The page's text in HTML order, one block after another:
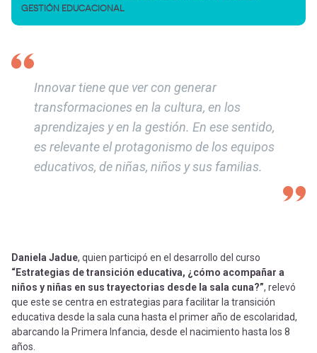
GESTIÓN EDUCACIONAL
Innovar tiene que ver con generar
transformaciones en la cultura, en los
aprendizajes y en la gestión. En ese sentido,
es relevante el protagonismo de los equipos
educativos, de niñas, niños y sus familias.
Daniela Jadue, quien participó en el desarrollo del curso
“Estrategias de transición educativa, ¿cómo acompañar a
niños y niñas en sus trayectorias desde la sala cuna?”, relevó
que este se centra en estrategias para facilitar la transición
educativa desde la sala cuna hasta el primer año de escolaridad,
abarcando la Primera Infancia, desde el nacimiento hasta los 8
años.